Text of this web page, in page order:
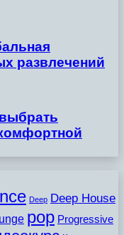
развлечений
Deep Deep House
pop Progressive